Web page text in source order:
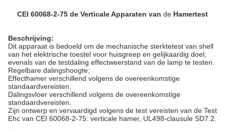
CEI 60068-2-75 de Verticale Apparaten van de Hamertest
Beschrijving:
Dit apparaat is bedoeld om de mechanische sterktetest van shell
van het elektrische toestel voor huisgreep en gelijkaardig doel,
evenals van de testdaling effectweerstand van de lamp te testen.
Regelbare dalingshoogte;
Effecthamer verschillend volgens de overeenkomstige
standaardvereisten.
Dalingsvloer verschillend volgens de overeenkomstige
standaardvereisten.
Zijn ontwerp en vervaardigd volgens de test vereisten van de Test
Ehc van CEI 60068-2-75: verticale hamer, UL498-clausule SD7.2.